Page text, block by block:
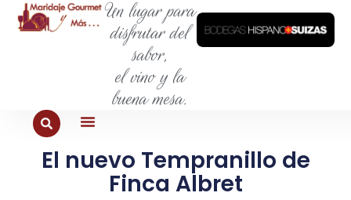
Un lugar para
disfrutar del
sabor,
el vino y la
buena mesa.
El nuevo Tempranillo de
Finca Albret